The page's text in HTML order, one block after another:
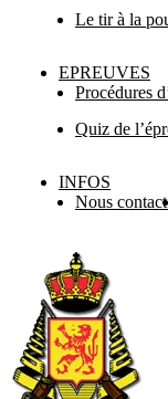
Le tir à la
EPREUVES
Procédures
Quiz de
INFOS
Nous